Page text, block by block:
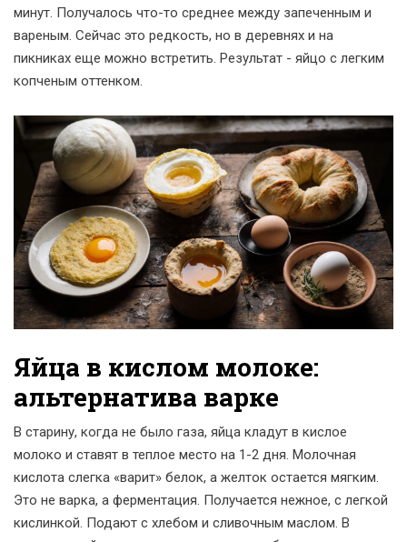
минут. Получалось что-то среднее между запеченным и
вареным. Сейчас это редкость, но в деревнях и на
пикниках еще можно встретить. Результат - яйцо с легким
копченым оттенком.
Яйца в кислом молоке:
альтернатива варке
В старину, когда не было газа, яйца кладут в кислое
молоко и ставят в теплое место на 1-2 дня. Молочная
кислота слегка «варит» белок, а желток остается мягким.
Это не варка, а ферментация. Получается нежное, с легкой
кислинкой. Подают с хлебом и сливочным маслом. В